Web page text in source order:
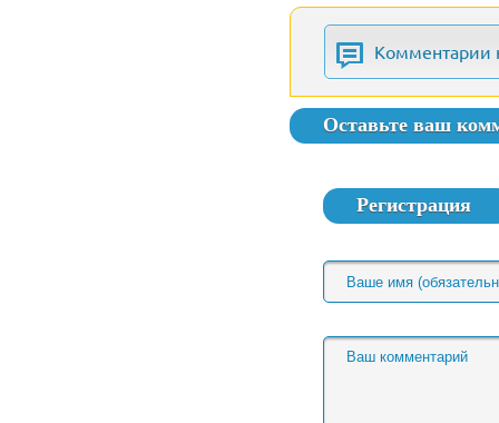
Комментарии
Оставьте ваш
Регистрация